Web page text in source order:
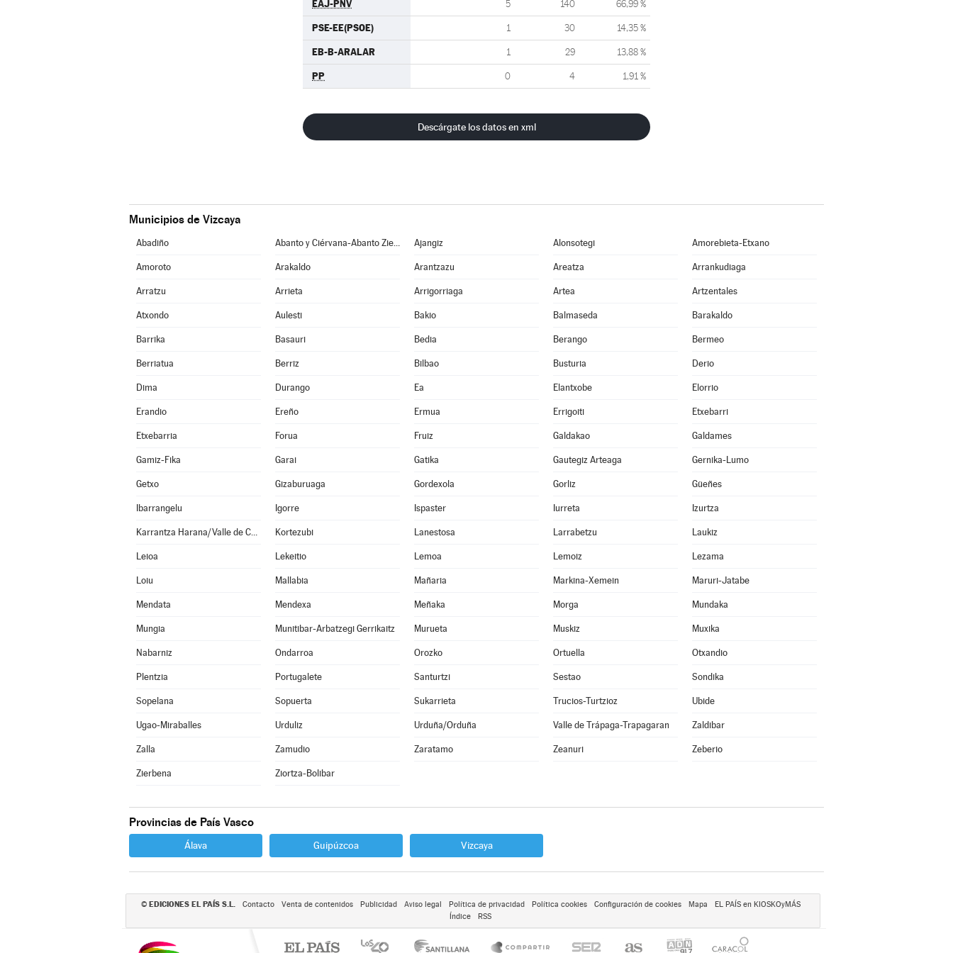
EAJ-PNV 5 140 66,99 %
PSE-EE(PSOE) 1 30 14,35 %
EB-B-ARALAR 1 29 13,88 %
PP 0 4 1,91 %
Descárgate los datos en xml
Municipios de Vizcaya
Abadiño Abanto y Ciérvana-Abanto Zierbena Ajangiz Alonsotegi Amorebieta-Etxano
Amoroto Arakaldo Arantzazu Areatza Arrankudiaga
Arratzu Arrieta Arrigorriaga Artea Artzentales
Atxondo Aulesti Bakio Balmaseda Barakaldo
Barrika Basauri Bedia Berango Bermeo
Berriatua Berriz Bilbao Busturia Derio
Dima Durango Ea Elantxobe Elorrio
Erandio Ereño Ermua Errigoiti Etxebarri
Etxebarria Forua Fruiz Galdakao Galdames
Gamiz-Fika Garai Gatika Gautegiz Arteaga Gernika-Lumo
Getxo Gizaburuaga Gordexola Gorliz Güeñes
Ibarrangelu Igorre Ispaster Iurreta Izurtza
Karrantza Harana/Valle de Carranza Kortezubi Lanestosa Larrabetzu Laukiz
Leioa Lekeitio Lemoa Lemoiz Lezama
Loiu Mallabia Mañaria Markina-Xemein Maruri-Jatabe
Mendata Mendexa Meñaka Morga Mundaka
Mungia Munitibar-Arbatzegi Gerrikaitz Murueta Muskiz Muxika
Nabarniz Ondarroa Orozko Ortuella Otxandio
Plentzia Portugalete Santurtzi Sestao Sondika
Sopelana Sopuerta Sukarrieta Trucios-Turtzioz Ubide
Ugao-Miraballes Urduliz Urduña/Orduña Valle de Trápaga-Trapagaran Zaldibar
Zalla Zamudio Zaratamo Zeanuri Zeberio
Zierbena Ziortza-Bolibar
Provincias de País Vasco
Álava Guipúzcoa Vizcaya
© EDICIONES EL PAÍS S.L. Contacto Venta de contenidos Publicidad Aviso legal Política de privacidad Política cookies Configuración de cookies Mapa
EL PAÍS en KIOSKOyMÁS
Índice
RSS